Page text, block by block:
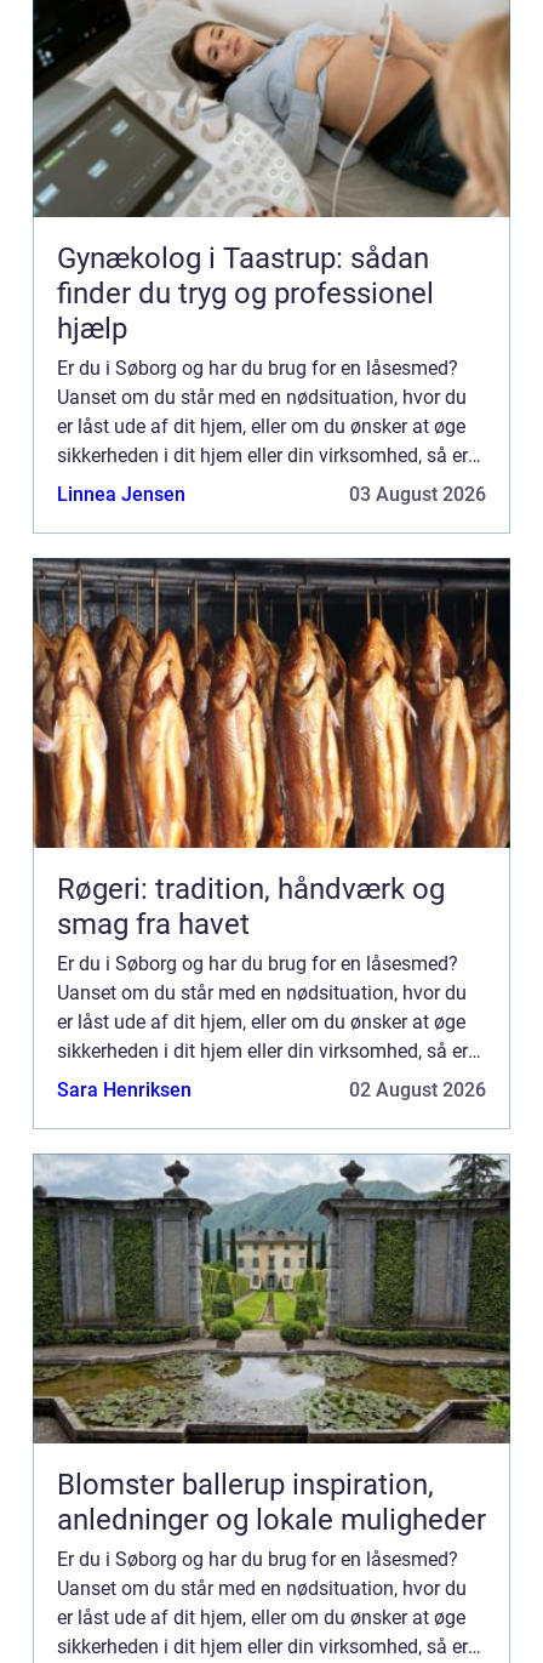
Gynækolog i Taastrup: sådan
finder du tryg og professionel
hjælp
Er du i Søborg og har du brug for en låsesmed?
Uanset om du står med en nødsituation, hvor du
er låst ude af dit hjem, eller om du ønsker at øge
sikkerheden i dit hjem eller din virksomhed, så er
det afgørende med en professionel og pålidelig
Linnea Jensen 03 August 2026
Røgeri: tradition, håndværk og
smag fra havet
Er du i Søborg og har du brug for en låsesmed?
Uanset om du står med en nødsituation, hvor du
er låst ude af dit hjem, eller om du ønsker at øge
sikkerheden i dit hjem eller din virksomhed, så er
det afgørende med en professionel og pålidelig
Sara Henriksen 02 August 2026
Blomster ballerup inspiration,
anledninger og lokale muligheder
Er du i Søborg og har du brug for en låsesmed?
Uanset om du står med en nødsituation, hvor du
er låst ude af dit hjem, eller om du ønsker at øge
sikkerheden i dit hjem eller din virksomhed, så er